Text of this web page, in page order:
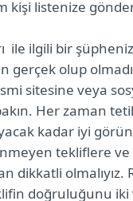
kişi listenize
ile ilgili bir
gerçek olup
sitesine veya
Her zaman
kadar iyi
tekliflere ve
dikkatli olmalıyız.
doğruluğunu